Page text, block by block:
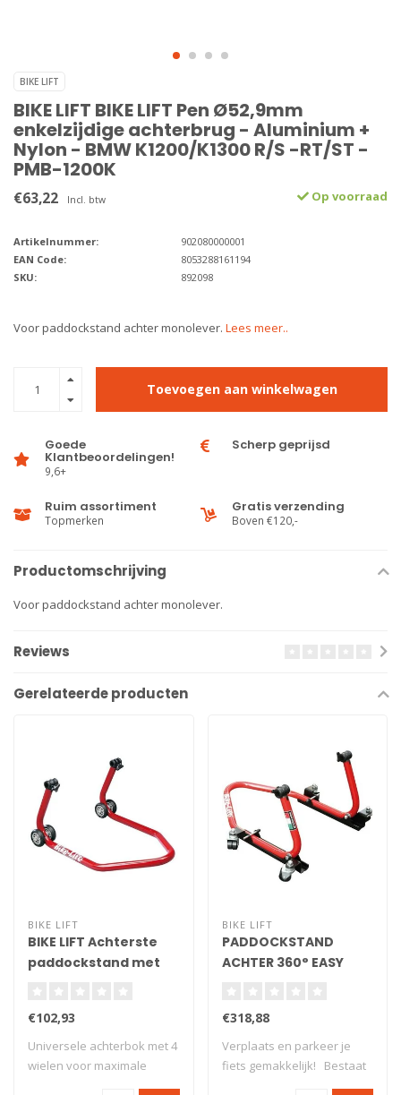
BIKE LIFT
BIKE LIFT BIKE LIFT Pen Ø52,9mm
enkelzijdige achterbrug - Aluminium +
Nylon - BMW K1200/K1300 R/S -RT/ST -
PMB-1200K
€63,22 Incl. btw Op voorraad
Artikelnummer:
902080000001
EAN Code:
8053288161194
SKU:
892098
Voor paddockstand achter monolever. Lees meer..
Toevoegen aan winkelwagen
Goede
Klantbeoordelingen!
9,6+
Scherp geprijsd
Ruim assortiment
Topmerken
Gratis verzending
Boven €120,-
Productomschrijving
Voor paddockstand achter monolever.
Reviews
Gerelateerde producten
BIKE LIFT
BIKE LIFT Achterste
paddockstand met
€102,93
Universele achterbok met 4
wielen voor maximale
BIKE LIFT
PADDOCKSTAND
ACHTER 360° EASY
€318,88
Verplaats en parkeer je
fiets gemakkelijk! Bestaat